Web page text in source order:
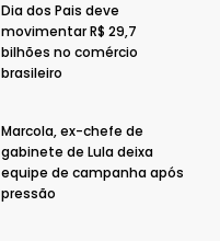
Dia dos Pais deve
movimentar R$ 29,7
bilhões no comércio
brasileiro
Marcola, ex-chefe de
gabinete de Lula deixa
equipe de campanha após
pressão